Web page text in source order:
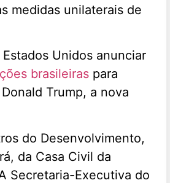
medidas unilaterais de
Unidos anunciar
brasileiras para
Trump, a nova
do Desenvolvimento,
da Casa Civil da
Secretaria-Executiva do